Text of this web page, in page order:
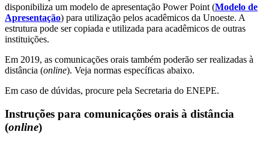
disponibiliza um modelo de apresentação Power Point (Modelo de
Apresentação) para utilização pelos acadêmicos da Unoeste. A
estrutura pode ser copiada e utilizada para acadêmicos de outras
instituições.
Em 2019, as comunicações orais também poderão ser realizadas à
distância (online). Veja normas específicas abaixo.
Em caso de dúvidas, procure pela Secretaria do ENEPE.
Instruções para comunicações orais à distância
(online)